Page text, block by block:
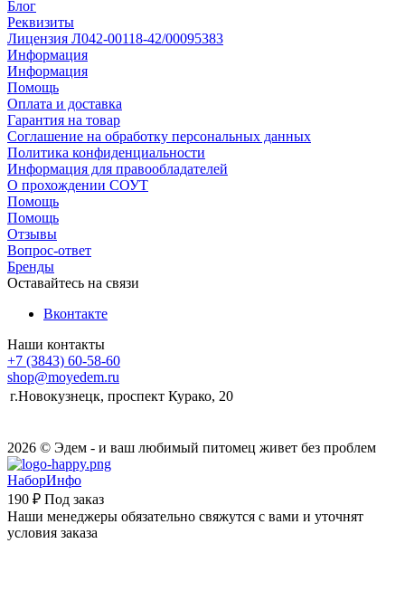
Блог
Реквизиты
Лицензия Л042-00118-42/00095383
Информация
Информация
Помощь
Оплата и доставка
Гарантия на товар
Соглашение на обработку персональных данных
Политика конфиденциальности
Информация для правообладателей
О прохождении СОУТ
Помощь
Помощь
Отзывы
Вопрос-ответ
Бренды
Оставайтесь на связи
Вконтакте
Наши контакты
+7 (3843) 60-58-60
shop@moyedem.ru
г.Новокузнецк, проспект Курако, 20
2026 © Эдем - и ваш любимый питомец живет без проблем
НаборИнфо
190 ₽ Под заказ
Наши менеджеры обязательно свяжутся с вами и уточнят
условия заказа